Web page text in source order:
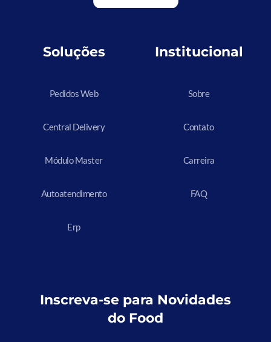
Soluções
Pedidos Web
Central Delivery
Módulo Master
Autoatendimento
Erp
Institucional
Sobre
Contato
Carreira
FAQ
Inscreva-se para Novidades
do Food